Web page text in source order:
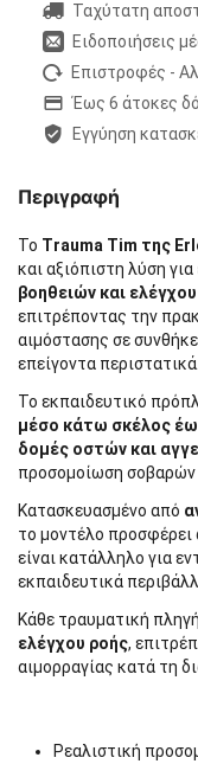
Ταχύτατη
Ειδοποιήσεις
Επιστροφές -
Έως 6 άτοκες
Εγγύηση
Περιγραφή
Το Trauma Tim της
και αξιόπιστη λύση για
βοηθειών και
επιτρέποντας την
αιμόστασης σε
επείγοντα περιστατικά.
Το εκπαιδευτικό
μέσο κάτω σκέλος
δομές οστών και
προσομοίωση σοβαρών
Κατασκευασμένο από
το μοντέλο
είναι κατάλληλο για
εκπαιδευτικά
Κάθε τραυματική
ελέγχου ροής,
αιμορραγίας κατά τη
Ρεαλιστική